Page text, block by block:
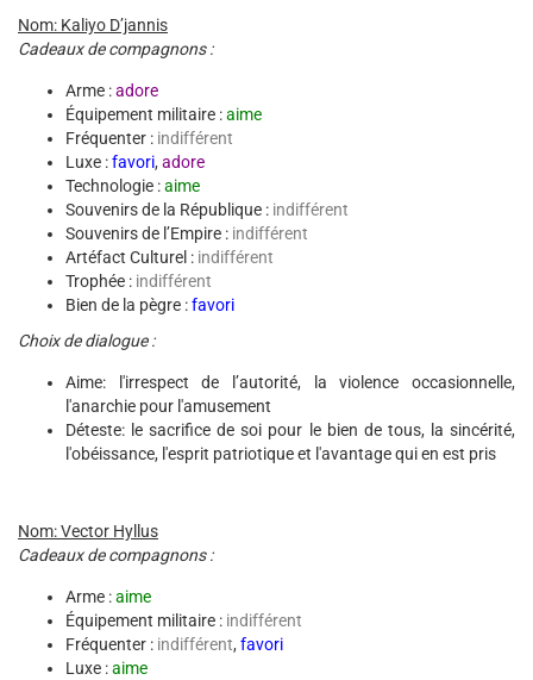
Nom: Kaliyo D’jannis
Cadeaux de compagnons :
Arme :adore
Équipement militaire :aime
Fréquenter : indifférent
Luxe :favori, adore
Technologie :aime
Souvenirs de la République : indifférent
Souvenirs de l’Empire : indifférent
Artéfact Culturel : indifférent
Trophée : indifférent
Bien de la pègre :favori
Choix de dialogue :
Aime: l'irrespect de l’autorité, la violence occasionnelle,
l'anarchie pour l'amusement
Déteste: le sacrifice de soi pour le bien de tous, la sincérité,
l'obéissance, l'esprit patriotique et l'avantage qui en est pris
Nom: Vector Hyllus
Cadeaux de compagnons :
Arme :aime
Équipement militaire : indifférent
Fréquenter : indifférent, favori
Luxe :aime